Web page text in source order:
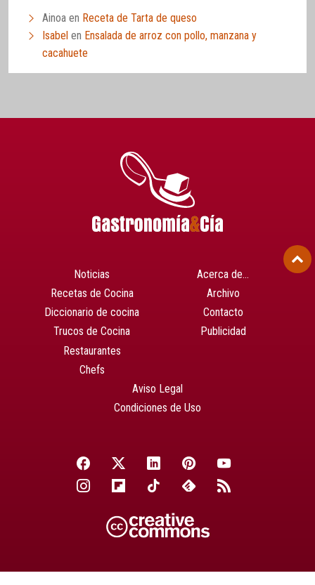
Ainoa en Receta de Tarta de queso
Isabel en Ensalada de arroz con pollo, manzana y
cacahuete
Noticias
Recetas de Cocina
Diccionario de cocina
Trucos de Cocina
Restaurantes
Chefs
Acerca de…
Archivo
Contacto
Publicidad
Aviso Legal
Condiciones de Uso